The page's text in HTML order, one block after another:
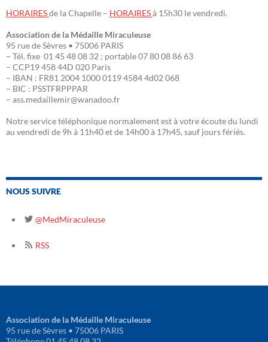
HORAIRESde la Chapelle – HORAIRESà 15h30 le vendredi.
Association de la Médaille Miraculeuse
95 rue de Sèvres • 75006 PARIS
– Tél. fixe 01 45 48 08 32 ; portable 07 80 08 86 63
– CCP19 458 44D 020 Paris
– IBAN : FR81 2004 1000 0119 4584 4d02 068
– BIC : PSSTFRPPPAR
– ass.medaillemir@wanadoo.fr
Notre service téléphonique normalement est à votre écoute du lundi
au vendredi de 9h à 11h40 et de 14h00 à 17h45, sauf jours fériés.
NOUS SUIVRE
@MedMiraculeuse
RSS
Association de la Médaille Miraculeuse
95 rue de Sèvres • 75006 PARIS